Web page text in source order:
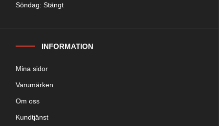
Söndag: Stängt
INFORMATION
Mina sidor
Varumärken
Om oss
Kundtjänst